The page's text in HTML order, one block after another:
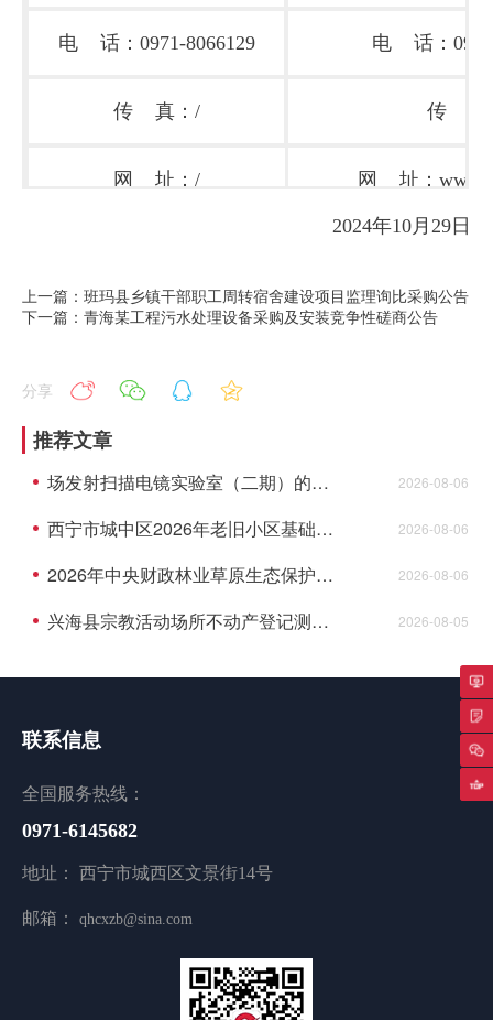
电 话：0971-8066129 电 话：
传 真：/ 传 真
网 址：/ 网 址：
2024年10月29日
上一篇：班玛县乡镇干部职工周转宿舍建设项目监理询比采购公告
下一篇：青海某工程污水处理设备采购及安装竞争性磋商公告
分享
推荐文章
场发射扫描电镜实验室（二期）的公开招标公告 2026-08-06
西宁市城中区2026年老旧小区基础设施改造项目全过程项目管理中标候选人公示 2026-08-06
2026年中央财政林业草原生态保护恢复资金青海湖国家级自然保护区能力建设项目项目监理成交结果公告 2026-08-06
兴海县宗教活动场所不动产登记测绘项目中标(成交)结果公告 2026-08-05
联系信息
全国服务热线：
0971-6145682
地址： 西宁市城西区文景街14号
邮箱： qhcxzb@sina.com
专
返